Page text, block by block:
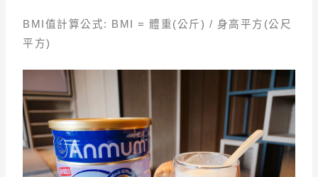
BMI值計算公式: BMI = 體重(公斤) / 身高平方(公尺
平方)